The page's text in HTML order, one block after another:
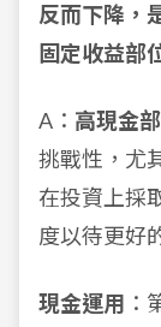
反而下降，
固定收益部
A： 高現金
挑戰性，尤
在投資上採
度以待更好
現金運用 ：